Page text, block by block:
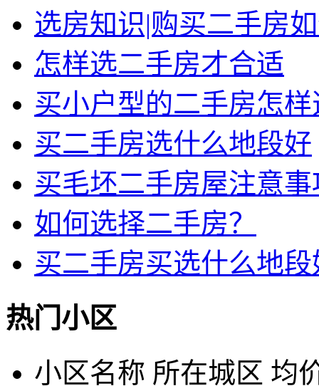
选房知识|购买二手房
怎样选二手房才合适
买小户型的二手房怎样
买二手房选什么地段好
买毛坯二手房屋注意事
如何选择二手房？
买二手房买选什么地段
热门小区
小区名称 所在城区 均